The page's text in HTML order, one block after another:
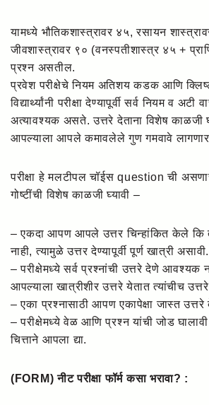
यामध्ये भौतिकशास्त्रावर ४५, रसायन
जीवशास्त्रावर ९० (वनस्पतीशास्त्र ४५ +
प्रश्न असतील.
प्रवेश परीक्षेचे नियम अतिशय कडक आणि
विद्यार्थ्यांनी परीक्षा देण्यापूर्वी सर्व नियम व
अत्यावश्यक असते. उत्तरे देताना विशेष
आपल्याला आपले कमावलेले गुण गमवावे लागणार
परीक्षा हे मलटीपल चॉईस question ची
गोष्टींची विशेष काळजी घ्यावी –
– एकदा आपण आपले उत्तर चिन्हांकित केले
नाही, त्यामुळे उत्तर देण्यापूर्वी पूर्ण खात्री असावी.
– परीक्षेमध्ये सर्व प्रश्नांची उत्तरे देणे आवश्यक
आपल्याला खात्रीशीर उत्तरे येतात त्यांचीच उत्तरे
– एका प्रश्नासाठी आपण एकापेक्षा जास्त
– परीक्षेमध्ये वेळ आणि प्रश्न यांची जोड
चित्ताने आपला द्या.
(FORM) नीट परीक्षा फॉर्म कसा भरावा? :